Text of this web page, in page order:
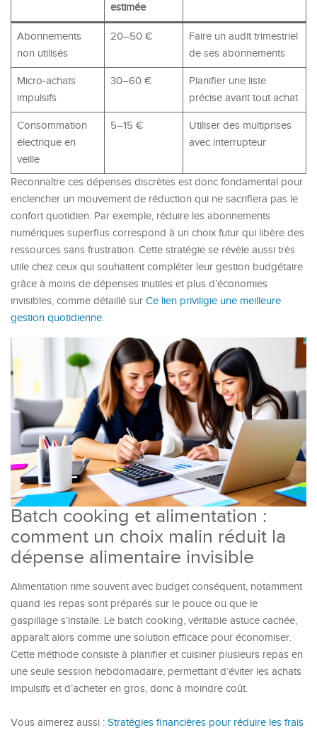
estimée
Abonnements
non utilisés
20–50 €
Faire un audit trimestriel
de ses abonnements
Micro-achats
impulsifs
30–60 €
Planifier une liste
précise avant tout achat
Consommation
électrique en
veille
5–15 €
Utiliser des multiprises
avec interrupteur
Reconnaître ces dépenses discrètes est donc fondamental pour
enclencher un mouvement de réduction qui ne sacrifiera pas le
confort quotidien. Par exemple, réduire les abonnements
numériques superflus correspond à un choix futur qui libère des
ressources sans frustration. Cette stratégie se révèle aussi très
utile chez ceux qui souhaitent compléter leur gestion budgétaire
grâce à moins de dépenses inutiles et plus d’économies
invisibles, comme détaillé sur Ce lien priviligie une meilleure
gestion quotidienne.
Batch cooking et alimentation :
comment un choix malin réduit la
dépense alimentaire invisible
Alimentation rime souvent avec budget conséquent, notamment
quand les repas sont préparés sur le pouce ou que le
gaspillage s’installe. Le batch cooking, véritable astuce cachée,
apparaît alors comme une solution efficace pour économiser.
Cette méthode consiste à planifier et cuisiner plusieurs repas en
une seule session hebdomadaire, permettant d’éviter les achats
impulsifs et d’acheter en gros, donc à moindre coût.
Vous aimerez aussi : Stratégies financières pour réduire les frais